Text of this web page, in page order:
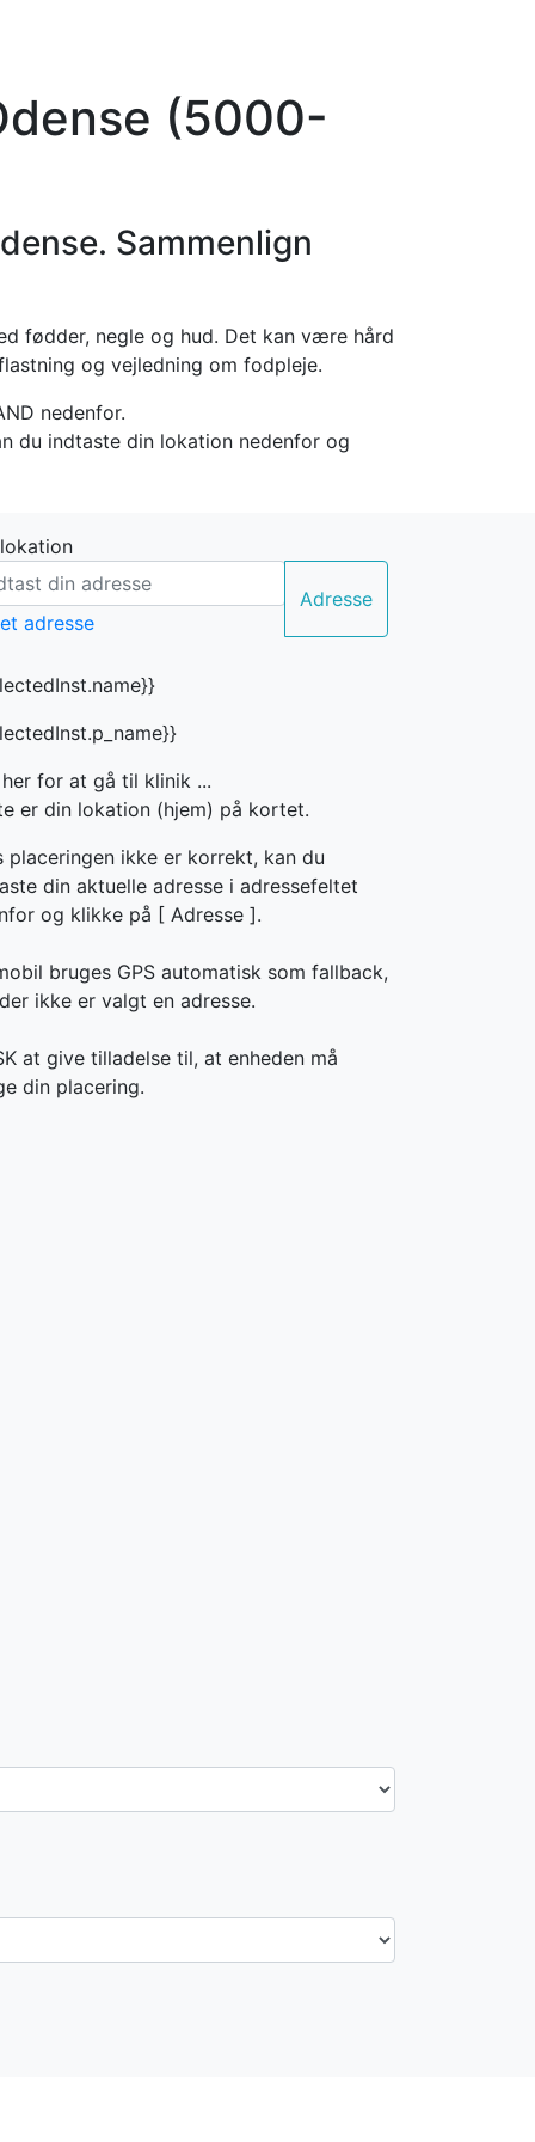
(5000-
Sammenlign
fødder, negle og hud. Det kan være hård
og vejledning om fodpleje.
nedenfor.
du indtaste din lokation nedenfor og
Adresse
for at gå til klinik ...
er din lokation (hjem) på kortet.
placeringen ikke er korrekt, kan du
din aktuelle adresse i adressefeltet
og klikke på [ Adresse ].
bruges GPS automatisk som fallback,
ikke er valgt en adresse.
at give tilladelse til, at enheden må
din placering.